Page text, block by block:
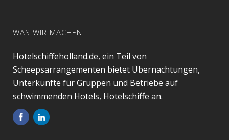
WAS WIR MACHEN
Hotelschiffeholland.de, ein Teil von
Scheepsarrangementen bietet Übernachtungen,
Unterkünfte für Gruppen und Betriebe auf
schwimmenden Hotels, Hotelschiffe an.